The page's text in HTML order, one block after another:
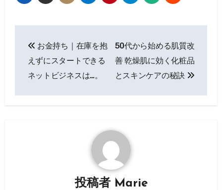
ナ
ビ
お金持ち｜在庫を抱
えずにスタートできる
ネットビジネスは…。
50代から始める肌質改
善 乾燥肌に効く化粧品
とスキンケアの秘訣
投稿者 Marie